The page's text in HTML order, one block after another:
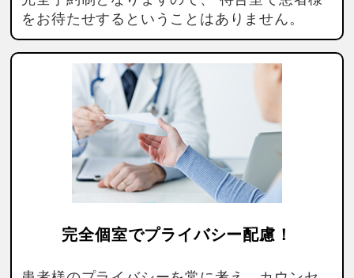
をお待たせするということはありません。
完全個室でプライバシー配慮！